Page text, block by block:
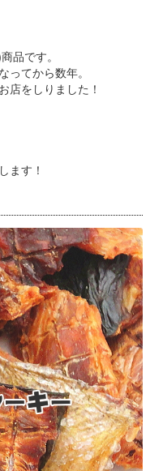
品です。
ってから数年。
店をしりました！
ます！